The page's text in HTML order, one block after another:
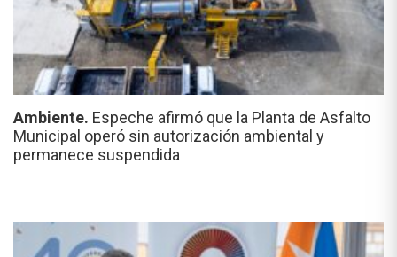
Ambiente. Espeche afirmó que la Planta de Asfalto
Municipal operó sin autorización ambiental y
permanece suspendida